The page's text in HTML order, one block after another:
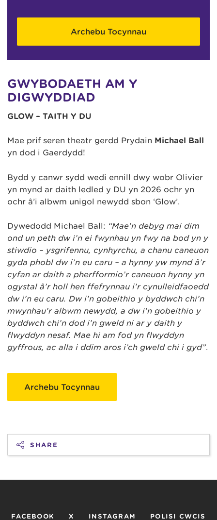
Archebu Tocynnau
GWYBODAETH AM Y
DIGWYDDIAD
GLOW – TAITH Y DU
Mae prif seren theatr gerdd Prydain Michael Ball
yn dod i Gaerdydd!
Bydd y canwr sydd wedi ennill dwy wobr Olivier
yn mynd ar daith ledled y DU yn 2026 ochr yn
ochr â’i albwm unigol newydd sbon ‘Glow’.
Dywedodd Michael Ball: “Mae’n debyg mai dim
ond un peth dw i’n ei fwynhau yn fwy na bod yn y
stiwdio – ysgrifennu, cynhyrchu, a chanu caneuon
gyda phobl dw i’n eu caru – a hynny yw mynd â’r
cyfan ar daith a pherfformio’r caneuon hynny yn
ogystal â’r holl hen ffefrynnau i’r cynulleidfaoedd
dw i’n eu caru. Dw i’n gobeithio y byddwch chi’n
mwynhau’r albwm newydd, a dw i’n gobeithio y
byddwch chi’n dod i’n gweld ni ar y daith y
flwyddyn nesaf. Mae hi am fod yn flwyddyn
gyffrous, ac alla i ddim aros i’ch gweld chi i gyd”.
Archebu Tocynnau
SHARE
FACEBOOK X INSTAGRAM POLISI CWCIS